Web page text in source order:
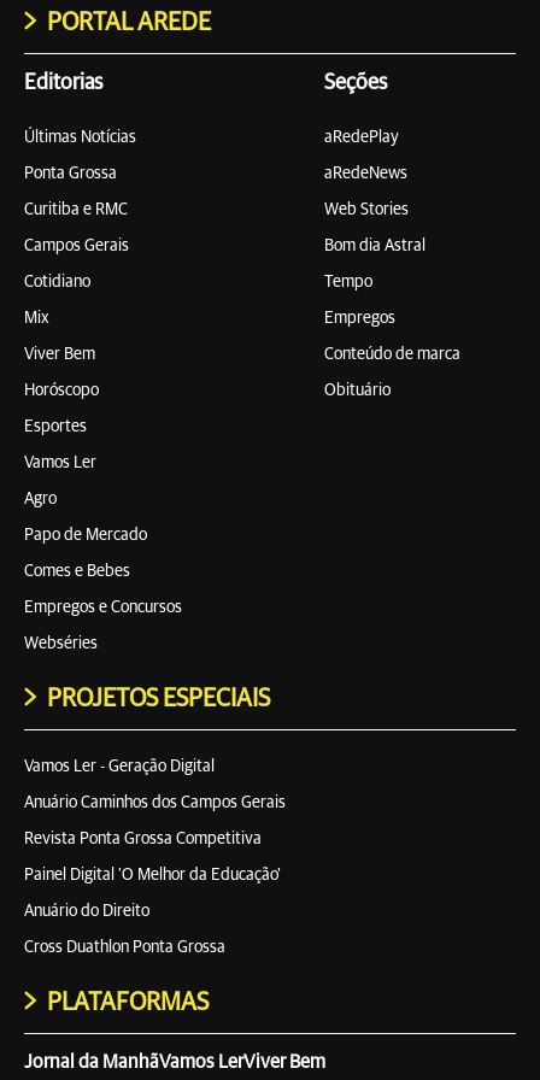
PORTAL AREDE
Editorias
Últimas Notícias
Ponta Grossa
Curitiba e RMC
Campos Gerais
Cotidiano
Mix
Viver Bem
Horóscopo
Esportes
Vamos Ler
Agro
Papo de Mercado
Comes e Bebes
Empregos e Concursos
Webséries
Seções
aRedePlay
aRedeNews
Web Stories
Bom dia Astral
Tempo
Empregos
Conteúdo de marca
Obituário
PROJETOS ESPECIAIS
Vamos Ler - Geração Digital
Anuário Caminhos dos Campos Gerais
Revista Ponta Grossa Competitiva
Painel Digital 'O Melhor da Educação'
Anuário do Direito
Cross Duathlon Ponta Grossa
PLATAFORMAS
Jornal da ManhãVamos LerViver Bem